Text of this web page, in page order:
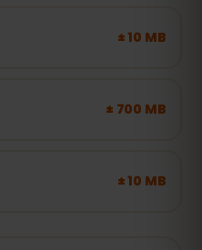
± 10 MB
± 700 MB
± 10 MB